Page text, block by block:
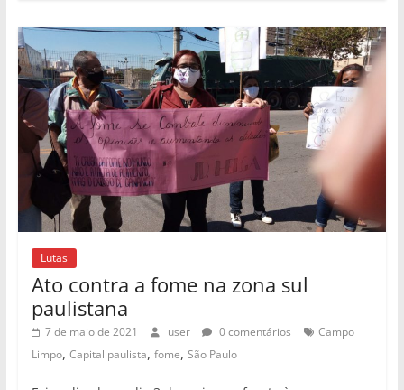
Lutas
Ato contra a fome na zona sul
paulistana
7 de maio de 2021 user 0 comentários
Campo
Limpo, Capital paulista, fome, São Paulo